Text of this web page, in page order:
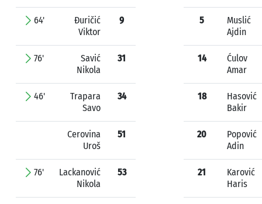
64'
Đuričić
Viktor
9
76'
Savić
Nikola
31
46'
Trapara
Savo
34
Cerovina
Uroš
51
76'
Lackanović
Nikola
53
5
Muslić
Ajdin
14
Ćulov
Amar
18
Hasović
Bakir
20
Popović
Adin
21
Karović
Haris